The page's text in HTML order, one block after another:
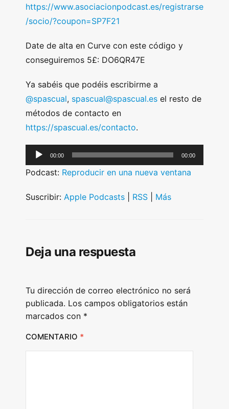
https://www.asociacionpodcast.es/registrarse
/socio/?coupon=SP7F21
Date de alta en Curve con este código y
conseguiremos 5£: DO6QR47E
Ya sabéis que podéis escribirme a
@spascual, spascual@spascual.es el resto de
métodos de contacto en
https://spascual.es/contacto.
u
i
a
r
00:00 00:00
Podcast: Reproducir en una nueva ventana
Suscribir: Apple Podcasts RSS Más
Deja una respuesta
Tu dirección de correo electrónico no será
publicada. Los campos obligatorios están
marcados con *
COMENTARIO *